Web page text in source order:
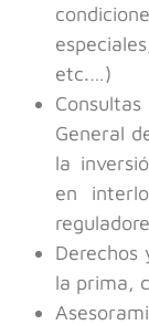
etc.…)
General
la
en
Derechos
la prima,